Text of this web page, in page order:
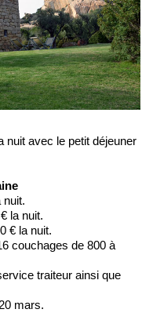
nuit.
la nuit.
€ la nuit.
couchages de 800 à
traiteur ainsi que
mars.